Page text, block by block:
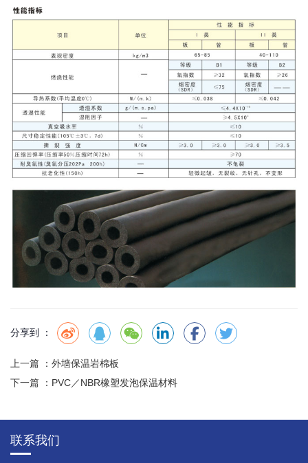
分享到 ：
上一篇 ： 外墙保温岩棉板
下一篇 ： PVC／NBR橡塑发泡保温材料
联系我们